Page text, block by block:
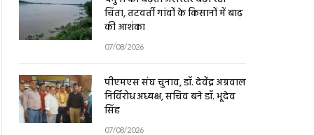
चिंता, तटवर्ती गांवों के किसानों में बाढ़
की आशंका
07/08/2026
पीएमएस संघ चुनाव, डॉ. देवेंद्र अग्रवाल
निर्विरोध अध्यक्ष, सचिव बने डॉ. भूदेव
सिंह
07/08/2026